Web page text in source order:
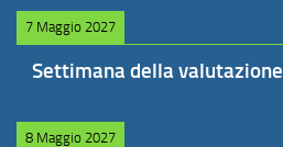
7 Maggio 2027
Settimana della valutazione
8 Maggio 2027